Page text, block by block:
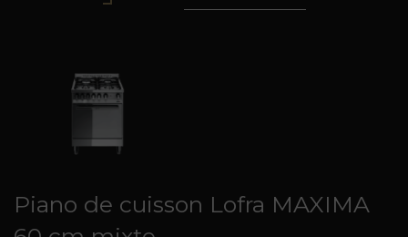
Piano de cuisson Lofra MAXIMA